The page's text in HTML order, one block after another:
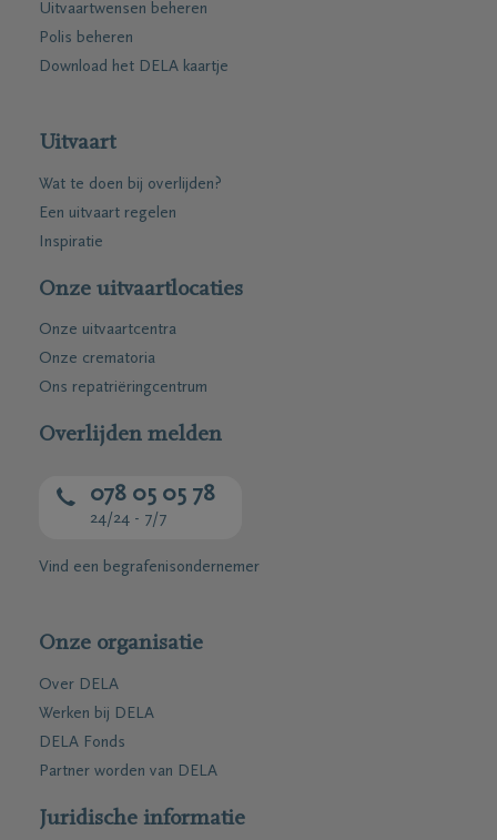
Uitvaartwensen beheren
Polis beheren
Download het DELA kaartje
Uitvaart
Wat te doen bij overlijden?
Een uitvaart regelen
Inspiratie
Onze uitvaartlocaties
Onze uitvaartcentra
Onze crematoria
Ons repatriëringcentrum
Overlijden melden
078 05 05 78
24/24 - 7/7
Vind een begrafenisondernemer
Onze organisatie
Over DELA
Werken bij DELA
DELA Fonds
Partner worden van DELA
Juridische informatie